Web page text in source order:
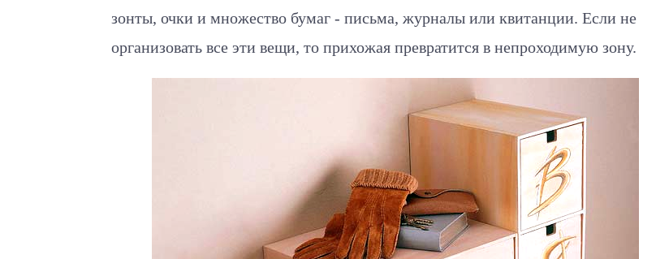
зонты, очки и множество бумаг - письма, журналы или квитанции. Если не
организовать все эти вещи, то прихожая превратится в непроходимую зону.